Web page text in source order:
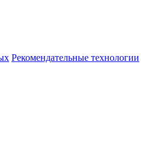
Рекомендательные технологии